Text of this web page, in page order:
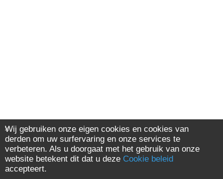
Wij gebruiken onze eigen cookies en cookies van
derden om uw surfervaring en onze services te
verbeteren. Als u doorgaat met het gebruik van onze
website betekent dit dat u deze Cookie beleid
accepteert.